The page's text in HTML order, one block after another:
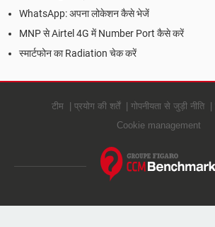
WhatsApp: अपना लोकेशन कैसे भेजें
MNP से Airtel 4G में Number Port कैसे करें
स्मार्टफोन का Radiation चेक करें
टीम प्रयोग की शर्तें गोपनीयता से जुड़ी नीति
Cookie management